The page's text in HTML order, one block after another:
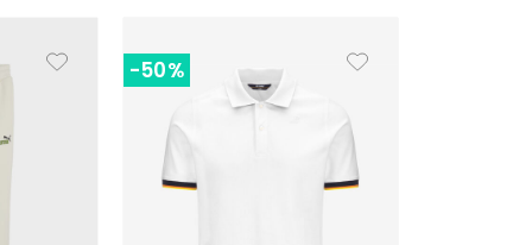
-50%